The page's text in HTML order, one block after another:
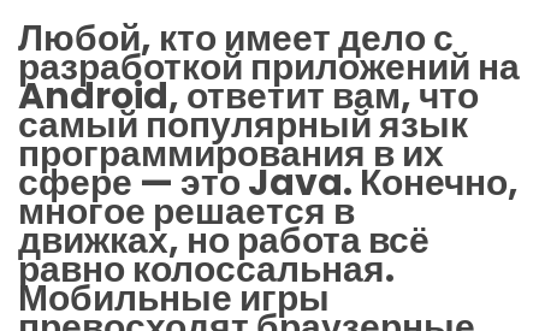
Любой, кто имеет дело с
разработкой приложений на
Android, ответит вам, что
самый популярный язык
программирования в их
сфере — это Java. Конечно,
многое решается в
движках, но работа всё
равно колоссальная.
Мобильные игры